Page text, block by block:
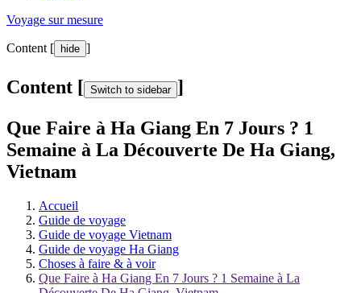
Voyage sur mesure
Content [ hide ]
Content [ Switch to sidebar ]
Que Faire à Ha Giang En 7 Jours ? 1
Semaine à La Découverte De Ha Giang,
Vietnam
Accueil
Guide de voyage
Guide de voyage Vietnam
Guide de voyage Ha Giang
Choses à faire & à voir
Que Faire à Ha Giang En 7 Jours ? 1 Semaine à La